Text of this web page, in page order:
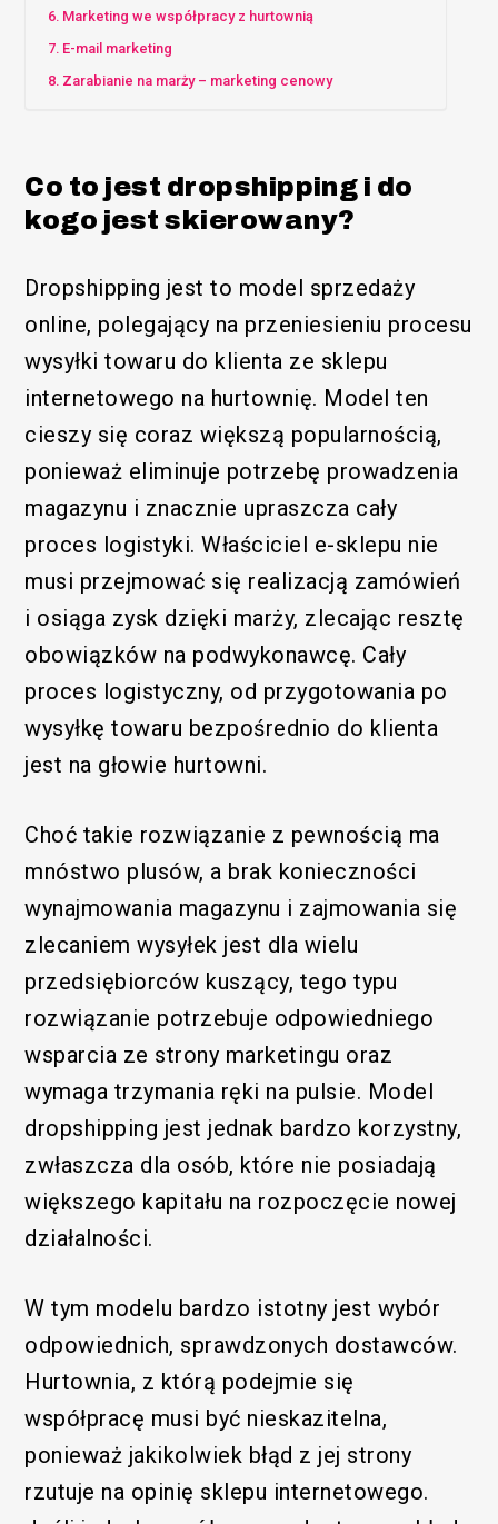
Marketing we współpracy z hurtownią
E-mail marketing
Zarabianie na marży – marketing cenowy
Co to jest dropshipping i do
kogo jest skierowany?
Dropshipping jest to model sprzedaży
online, polegający na przeniesieniu procesu
wysyłki towaru do klienta ze sklepu
internetowego na hurtownię. Model ten
cieszy się coraz większą popularnością,
ponieważ eliminuje potrzebę prowadzenia
magazynu i znacznie upraszcza cały
proces logistyki. Właściciel e-sklepu nie
musi przejmować się realizacją zamówień
i osiąga zysk dzięki marży, zlecając resztę
obowiązków na podwykonawcę. Cały
proces logistyczny, od przygotowania po
wysyłkę towaru bezpośrednio do klienta
jest na głowie hurtowni.
Choć takie rozwiązanie z pewnością ma
mnóstwo plusów, a brak konieczności
wynajmowania magazynu i zajmowania się
zlecaniem wysyłek jest dla wielu
przedsiębiorców kuszący, tego typu
rozwiązanie potrzebuje odpowiedniego
wsparcia ze strony marketingu oraz
wymaga trzymania ręki na pulsie. Model
dropshipping jest jednak bardzo korzystny,
zwłaszcza dla osób, które nie posiadają
większego kapitału na rozpoczęcie nowej
działalności.
W tym modelu bardzo istotny jest wybór
odpowiednich, sprawdzonych dostawców.
Hurtownia, z którą podejmie się
współpracę musi być nieskazitelna,
ponieważ jakikolwiek błąd z jej strony
rzutuje na opinię sklepu internetowego.